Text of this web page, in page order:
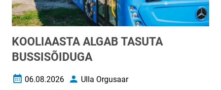
KOOLIAASTA ALGAB TASUTA
BUSSISÕIDUGA
Loomise kuupäev
06.08.2026 AutorUlla Orgusaar